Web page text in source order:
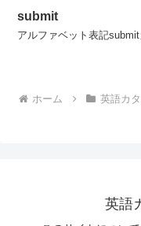
submit
アルファベット表記
ホーム 英語カ
英語